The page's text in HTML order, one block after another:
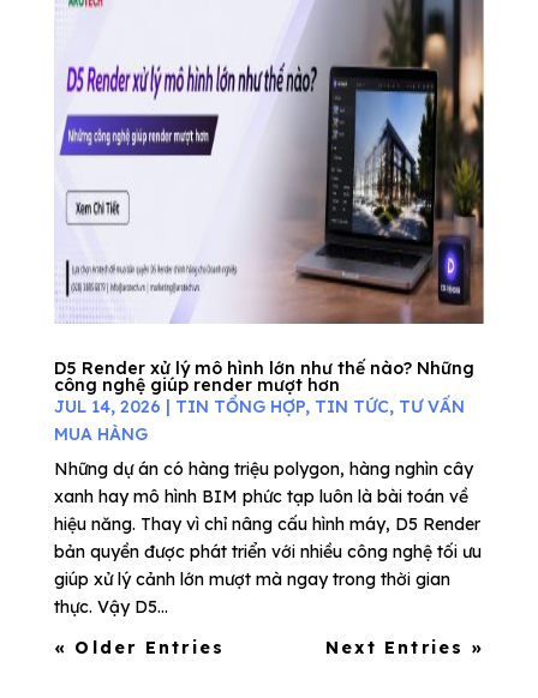
D5 Render xử lý mô hình lớn như thế nào? Những
công nghệ giúp render mượt hơn
JUL 14, 2026 | TIN TỔNG HỢP, TIN TỨC, TƯ VẤN
MUA HÀNG
Những dự án có hàng triệu polygon, hàng nghìn cây
xanh hay mô hình BIM phức tạp luôn là bài toán về
hiệu năng. Thay vì chỉ nâng cấu hình máy, D5 Render
bản quyền được phát triển với nhiều công nghệ tối ưu
giúp xử lý cảnh lớn mượt mà ngay trong thời gian
thực. Vậy D5...
« Older Entries
Next Entries »